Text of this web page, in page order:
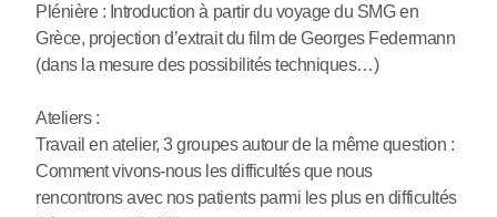
Plénière : Introduction à partir du voyage du SMG en
Grèce, projection d’extrait du film de Georges Federmann
(dans la mesure des possibilités techniques…)
Ateliers :
Travail en atelier, 3 groupes autour de la même question :
Comment vivons-nous les difficultés que nous
rencontrons avec nos patients parmi les plus en difficultés